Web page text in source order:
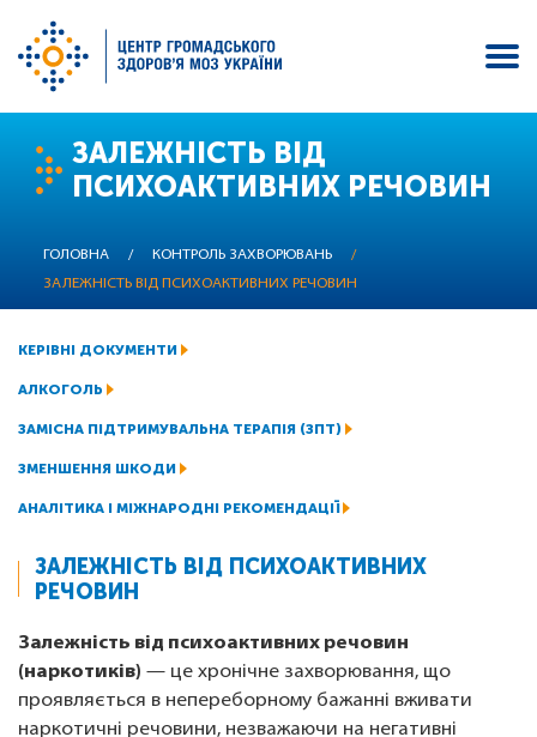
основного
ЗАЛЕЖНІСТЬ ВІД
ПСИХОАКТИВНИХ РЕЧОВИН
ГОЛОВНА / КОНТРОЛЬ ЗАХВОРЮВАНЬ
/
ЗАЛЕЖНІСТЬ ВІД ПСИХОАКТИВНИХ РЕЧОВИН
КЕРІВНІ ДОКУМЕНТИ
АЛКОГОЛЬ
ЗАМІСНА ПІДТРИМУВАЛЬНА ТЕРАПІЯ (ЗПТ)
ЗМЕНШЕННЯ ШКОДИ
АНАЛІТИКА І МІЖНАРОДНІ РЕКОМЕНДАЦІЇ
ЗАЛЕЖНІСТЬ ВІД ПСИХОАКТИВНИХ
РЕЧОВИН
Залежність від психоактивних речовин
(наркотиків) — це хронічне захворювання, що
проявляється в непереборному бажанні вживати
наркотичні речовини, незважаючи на негативні